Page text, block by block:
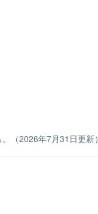
（2026年7月31日更新）